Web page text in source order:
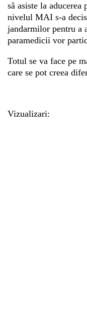
să asiste la
nivelul MAI s-a
jandarmilor pentru a
paramedicii vor
Totul se va face pe
care se pot creea
Vizualizari: